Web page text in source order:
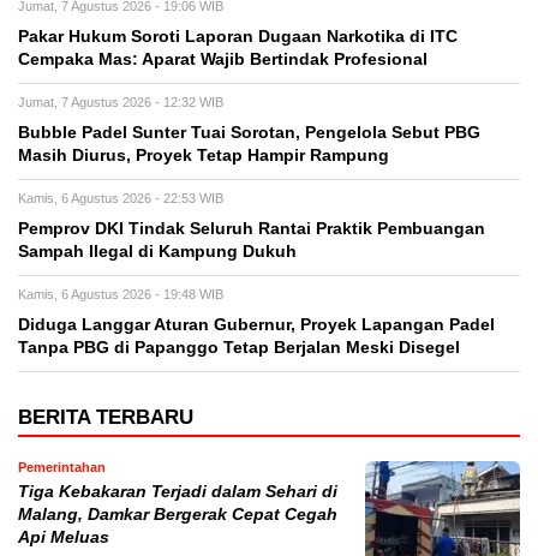
Jumat, 7 Agustus 2026 - 19:06 WIB
Pakar Hukum Soroti Laporan Dugaan Narkotika di ITC
Cempaka Mas: Aparat Wajib Bertindak Profesional
Jumat, 7 Agustus 2026 - 12:32 WIB
Bubble Padel Sunter Tuai Sorotan, Pengelola Sebut PBG
Masih Diurus, Proyek Tetap Hampir Rampung
Kamis, 6 Agustus 2026 - 22:53 WIB
Pemprov DKI Tindak Seluruh Rantai Praktik Pembuangan
Sampah Ilegal di Kampung Dukuh
Kamis, 6 Agustus 2026 - 19:48 WIB
Diduga Langgar Aturan Gubernur, Proyek Lapangan Padel
Tanpa PBG di Papanggo Tetap Berjalan Meski Disegel
BERITA TERBARU
Pemerintahan
Tiga Kebakaran Terjadi dalam Sehari di
Malang, Damkar Bergerak Cepat Cegah
Api Meluas